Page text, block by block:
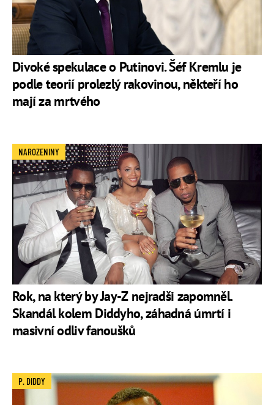
Divoké spekulace o Putinovi. Šéf Kremlu je
podle teorií prolezlý rakovinou, někteří ho
mají za mrtvého
Rok, na který by Jay-Z nejradši zapomněl.
Skandál kolem Diddyho, záhadná úmrtí i
masivní odliv fanoušků
NAROZENINY
P. DIDDY